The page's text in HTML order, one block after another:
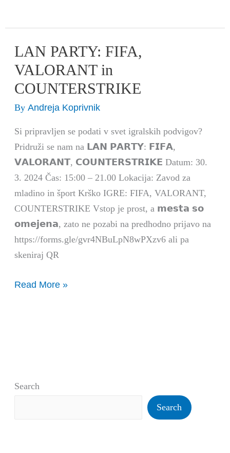
LAN PARTY: FIFA,
VALORANT in
COUNTERSTRIKE
ByAndreja Koprivnik
Si pripravljen se podati v svet igralskih podvigov?
Pridruži se nam na 𝗟𝗔𝗡 𝗣𝗔𝗥𝗧𝗬: 𝗙𝗜𝗙𝗔,
𝗩𝗔𝗟𝗢𝗥𝗔𝗡𝗧, 𝗖𝗢𝗨𝗡𝗧𝗘𝗥𝗦𝗧𝗥𝗜𝗞𝗘 Datum: 30.
3. 2024 Čas: 15:00 – 21.00 Lokacija: Zavod za
mladino in šport Krško IGRE: FIFA, VALORANT,
COUNTERSTRIKE Vstop je prost, a 𝗺𝗲𝘀𝘁𝗮 𝘀𝗼
𝗼𝗺𝗲𝗷𝗲𝗻𝗮, zato ne pozabi na predhodno prijavo na
https://forms.gle/gvr4NBuLpN8wPXzv6 ali pa
skeniraj QR
LAN
PARTY:
VALORANT
in
COUNTERSTRIKE
Read More »
Search
Search